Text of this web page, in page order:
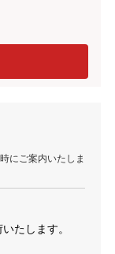
にご案内いたしま
たします。